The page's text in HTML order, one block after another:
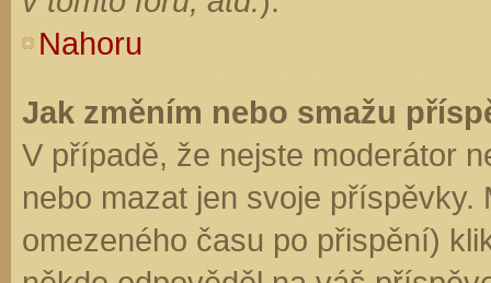
Nahoru
Jak změním nebo smažu
V případě, že nejste moderátor
nebo mazat jen svoje
omezeného času po přispění)